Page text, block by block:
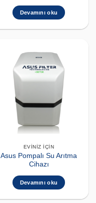
Devamını oku
EVINIZ İÇIN
Asus Pompalı Su Arıtma
Cihazı
Devamını oku